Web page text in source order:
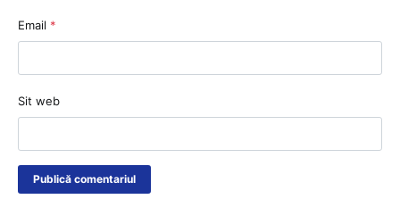
Email *
Sit web